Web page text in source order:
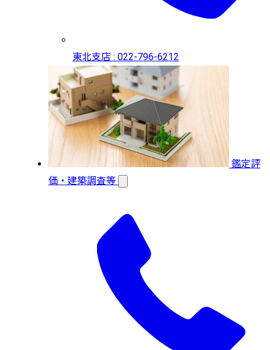
東北支店 : 022-796-6212
鑑定評
価・建築調査等